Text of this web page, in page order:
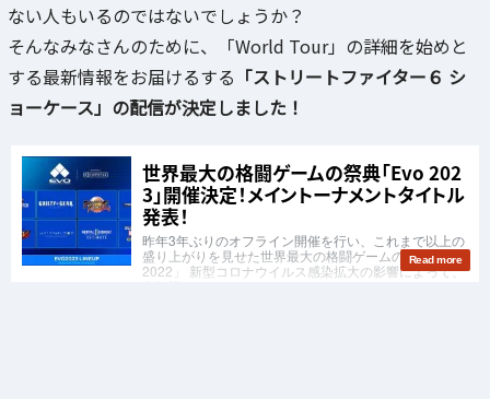
ない人もいるのではないでしょうか？
そんなみなさんのために、「World Tour」の詳細を始めと
する最新情報をお届けるする 「ストリートファイター６ シ
ョーケース」の配信が決定しました！